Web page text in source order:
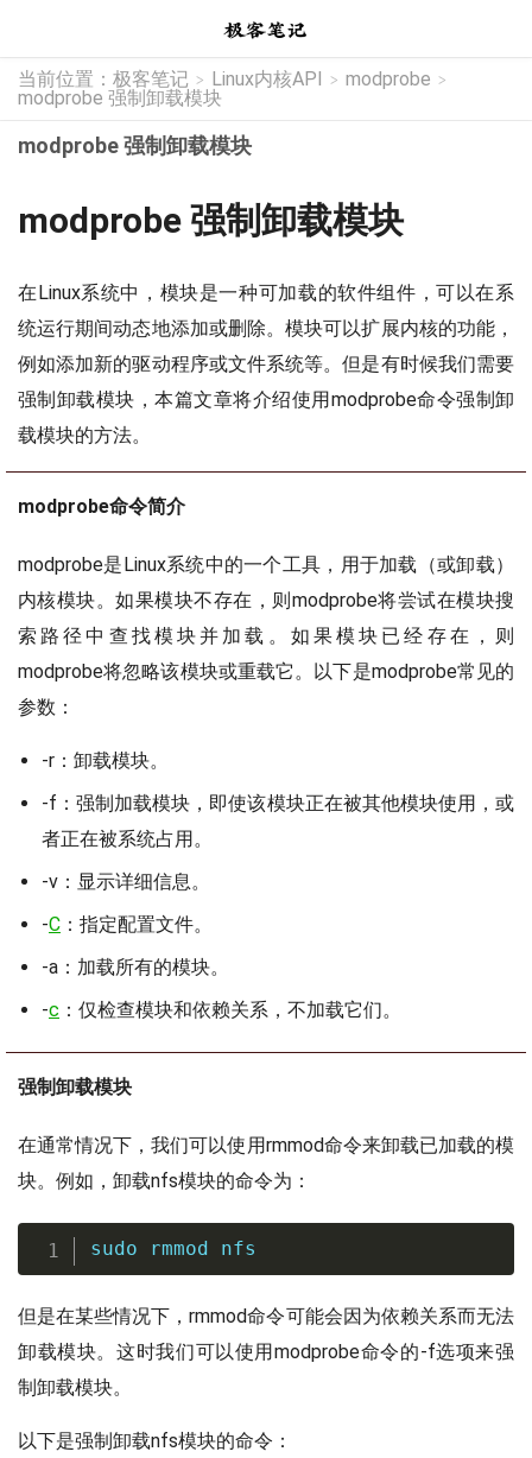
当前位置： 极客笔记 > Linux内核API > modprobe >
modprobe 强制卸载模块
modprobe 强制卸载模块
modprobe 强制卸载模块
在Linux系统中，模块是一种可加载的软件组件，可以在系
统运行期间动态地添加或删除。模块可以扩展内核的功能，
例如添加新的驱动程序或文件系统等。但是有时候我们需要
强制卸载模块，本篇文章将介绍使用modprobe命令强制卸
载模块的方法。
modprobe命令简介
modprobe是Linux系统中的一个工具，用于加载（或卸载）
内核模块。如果模块不存在，则modprobe将尝试在模块搜
索路径中查找模块并加载。如果模块已经存在，则
modprobe将忽略该模块或重载它。以下是modprobe常见的
参数：
-r：卸载模块。
-f：强制加载模块，即使该模块正在被其他模块使用，或
者正在被系统占用。
-v：显示详细信息。
-C ：指定配置文件。
-a：加载所有的模块。
-c ：仅检查模块和依赖关系，不加载它们。
强制卸载模块
在通常情况下，我们可以使用rmmod命令来卸载已加载的模
块。例如，卸载nfs模块的命令为：
sudo rmmod nfs
但是在某些情况下，rmmod命令可能会因为依赖关系而无法
卸载模块。这时我们可以使用modprobe命令的-f选项来强
制卸载模块。
以下是强制卸载nfs模块的命令：